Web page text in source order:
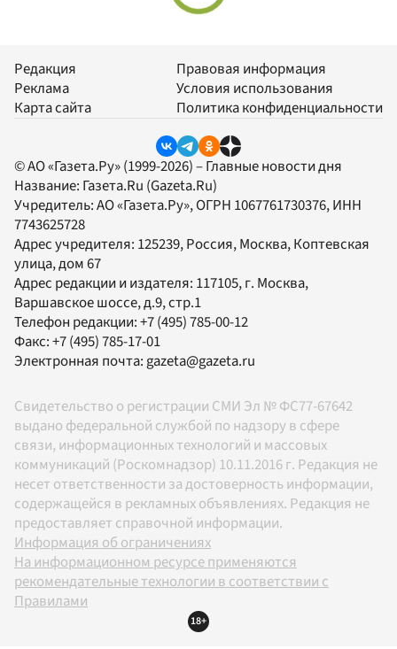
Редакция
Реклама
Карта сайта
Правовая информация
Условия использования
Политика конфиденциальности
© АО «Газета.Ру» (1999-2026) – Главные новости дня
Название: Газета.Ru (Gazeta.Ru)
Учредитель:АО «Газета.Ру», ОГРН 1067761730376, ИНН
7743625728
Адрес учредителя: 125239, Россия, Москва, Коптевская
улица, дом 67
Адрес редакции и издателя: 117105, г. Москва,
Варшавское шоссе, д.9, стр.1
Телефон редакции:+7 (495) 785-00-12
Факс:+7 (495) 785-17-01
Электронная почта:gazeta@gazeta.ru
Свидетельство о регистрации СМИ Эл № ФС77-67642
выдано федеральной службой по надзору в сфере
связи, информационных технологий и массовых
коммуникаций (Роскомнадзор) 10.11.2016 г. Редакция не
несет ответственности за достоверность информации,
содержащейся в рекламных объявлениях. Редакция не
предоставляет справочной информации.
Информация об ограничениях
На информационном ресурсе применяются
рекомендательные технологии в соответствии с
Правилами
18+